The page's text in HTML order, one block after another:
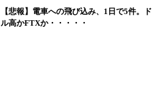
【悲報】電車への飛び込み、1日で5件。ド
ル高かFTXか・・・・・